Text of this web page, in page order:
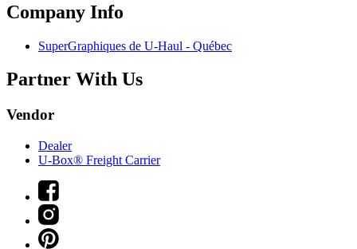
Company Info
SuperGraphiques de U-Haul - Québec
Partner With Us
Vendor
Dealer
U-Box® Freight Carrier